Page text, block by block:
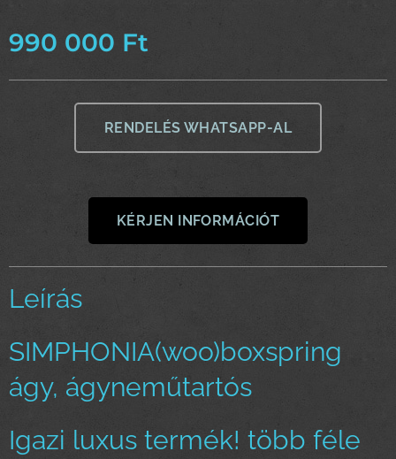
990 000 Ft
RENDELÉS WHATSAPP-AL
KÉRJEN INFORMÁCIÓT
Leírás
SIMPHONIA(woo)boxspring
ágy, ágyneműtartós
Igazi luxus termék! több féle